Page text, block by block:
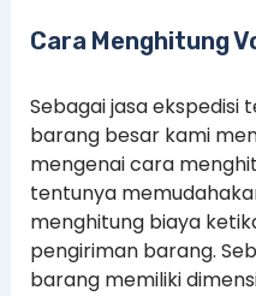
Cara Menghitung
Sebagai jasa ekspedisi
barang besar kami
mengenai cara
tentunya
menghitung biaya
pengiriman barang.
barang memiliki